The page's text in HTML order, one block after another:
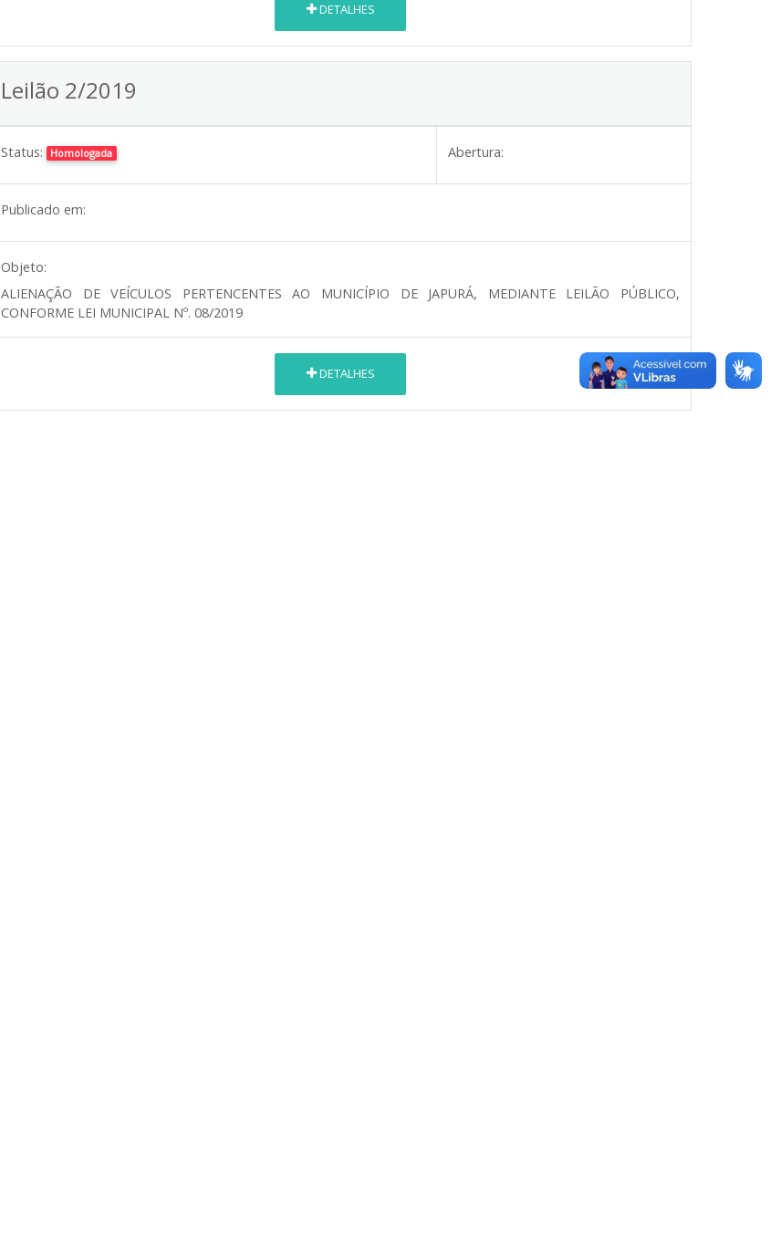
DETALHES
Leilão 2/2019
Status: Homologada Abertura:
Publicado em:
Objeto:
ALIENAÇÃO DE VEÍCULOS PERTENCENTES AO MUNICÍPIO DE JAPURÁ, MEDIANTE LEILÃO PÚBLICO,
CONFORME LEI MUNICIPAL Nº. 08/2019
DETALHES